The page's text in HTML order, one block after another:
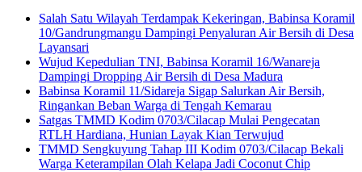
Salah Satu Wilayah Terdampak Kekeringan, Babinsa Koramil
10/Gandrungmangu Dampingi Penyaluran Air Bersih di Desa
Layansari
Wujud Kepedulian TNI, Babinsa Koramil 16/Wanareja
Dampingi Dropping Air Bersih di Desa Madura
Babinsa Koramil 11/Sidareja Sigap Salurkan Air Bersih,
Ringankan Beban Warga di Tengah Kemarau
Satgas TMMD Kodim 0703/Cilacap Mulai Pengecatan
RTLH Hardiana, Hunian Layak Kian Terwujud
TMMD Sengkuyung Tahap III Kodim 0703/Cilacap Bekali
Warga Keterampilan Olah Kelapa Jadi Coconut Chip